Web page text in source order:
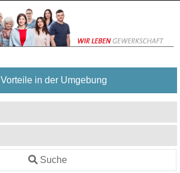
Vorteile in der Umgebung
Suche